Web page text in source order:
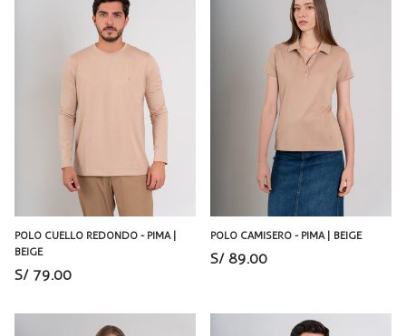
POLO CUELLO REDONDO - PIMA |
BEIGE
S/ 79.00
POLO CAMISERO - PIMA | BEIGE
S/ 89.00